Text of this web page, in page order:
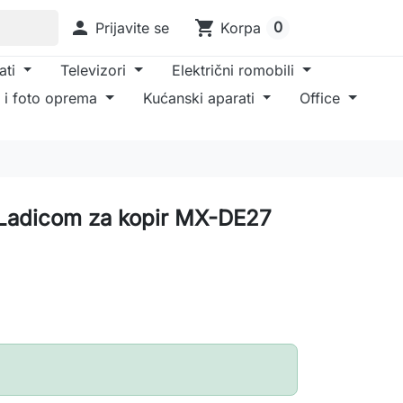
 Prijavite se shopping_cart Korpa 0
Televizori
Električni romobili
i foto oprema Kućanski aparati
Office
za kopir MX-DE27